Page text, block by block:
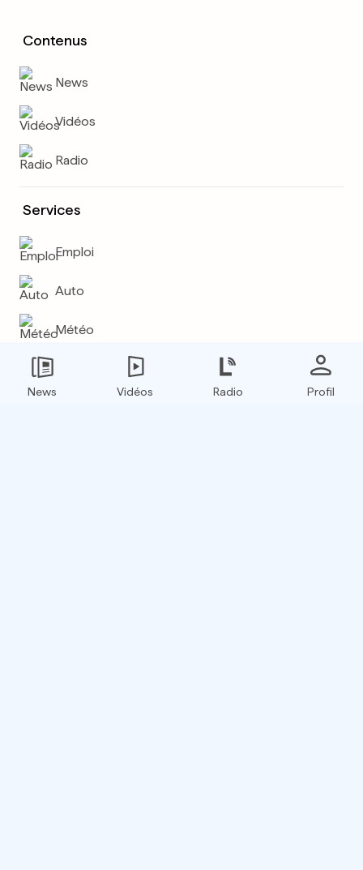
Contenus
News
Vidéos
Radio
Services
Emploi
Auto
Météo
Plus
News Vidéos Radio Profil